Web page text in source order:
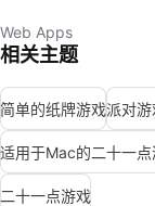
Web Apps
相关主题
简单的纸牌游戏派对游
适用于Mac的二十一点
二十一点游戏